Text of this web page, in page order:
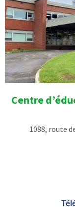
Centre
1088, route